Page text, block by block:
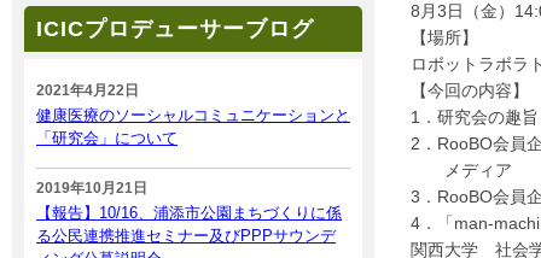
8月3日（金）
【場所】
ロボットラボラ
【今回の内容】
1．研究会の趣
2．RooBO会員
メディア
3．RooBO会員
4．「man-
関西大学 社会
ICICプロデューサーブログ
2021年4月22日
健康医療のソーシャルコミュニケーションと
「研究会」について
2019年10月21日
【報告】10/16、浦添市公園まちづくりに係
る公民連携推進セミナー及びPPPサウンデ